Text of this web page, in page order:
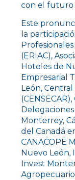
con el futuro
Este
la
(ERIAC),
Hoteles de
Empresarial
León, Central
(CENSECAR),
Monterrey,
del Canadá
CANACOPE
Nuevo León,
Invest